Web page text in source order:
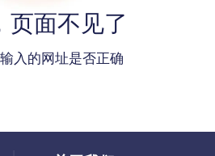
页面不见了
入的网址是否正确